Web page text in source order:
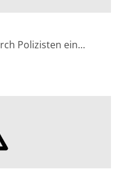
Polizisten ein…